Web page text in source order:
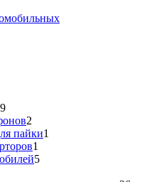
19
товаров
2
товара
пайки1
1
товар
55